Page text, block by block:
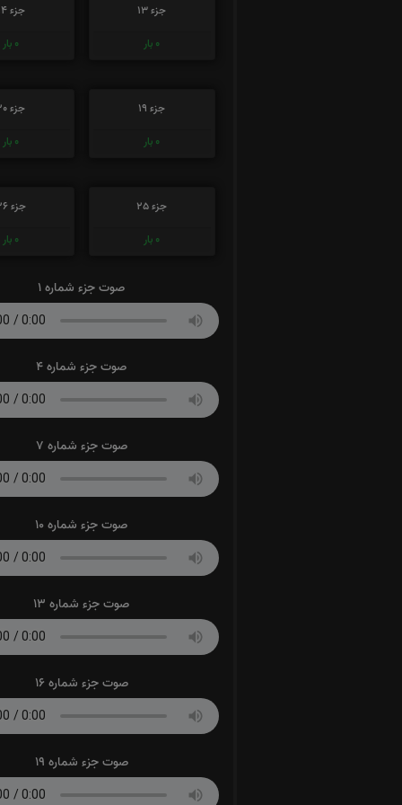
جزء 13
0 بار
جزء 14
0 بار
جزء 19
0 بار
جزء 20
0 بار
جزء 25
0 بار
جزء 26
0 بار
صوت جزء شماره 1
صوت جزء شماره 4
صوت جزء شماره 7
صوت جزء شماره 10
صوت جزء شماره 13
صوت جزء شماره 16
صوت جزء شماره 19